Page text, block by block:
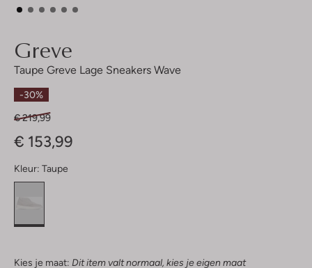
Greve
Taupe Greve Lage Sneakers Wave
-30%
€ 219,99
€ 153,99
Kleur: Taupe
Kies je maat: Dit item valt normaal, kies je eigen maat